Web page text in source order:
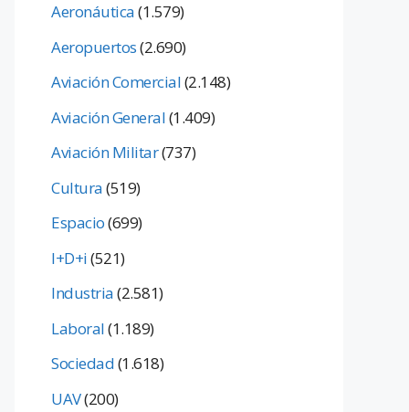
Aeronáutica(1.579)
Aeropuertos(2.690)
Aviación Comercial(2.148)
Aviación General(1.409)
Aviación Militar(737)
Cultura(519)
Espacio(699)
I+D+i(521)
Industria(2.581)
Laboral(1.189)
Sociedad(1.618)
UAV(200)